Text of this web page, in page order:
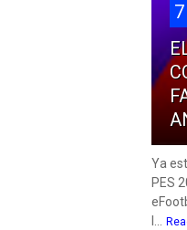
7
Ya
PES